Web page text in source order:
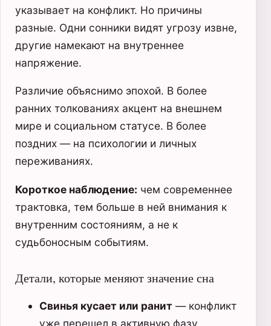
указывает на конфликт. Но причины
разные. Одни сонники видят угрозу извне,
другие намекают на внутреннее
напряжение.
Различие объяснимо эпохой. В более
ранних толкованиях акцент на внешнем
мире и социальном статусе. В более
поздних — на психологии и личных
переживаниях.
Короткое наблюдение: чем современнее
трактовка, тем больше в ней внимания к
внутренним состояниям, а не к
судьбоносным событиям.
Детали, которые меняют значение сна
Свинья кусает или ранит — конфликт
уже перешел в активную фазу,